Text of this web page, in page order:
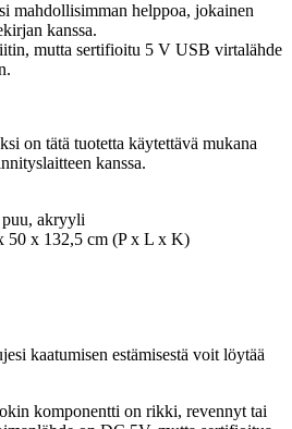
mahdollisimman helppoa, jokainen
kanssa.
mutta sertifioitu 5 V USB virtalähde
on tätä tuotetta käytettävä mukana
kanssa.
akryyli
50 x 132,5 cm (P x L x K)
kaatumisen estämisestä voit löytää
komponentti on rikki, revennyt tai